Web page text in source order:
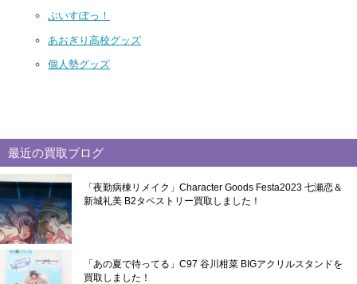
ぶいすぽっ！
あおぎり高校グッズ
個人勢グッズ
最近の買取ブログ
「夜勤病棟リメイク」Character Goods Festa2023 七瀬恋＆
新城礼美 B2タペストリー買取しました！
「あの夏で待ってる」C97 谷川柑菜 BIGアクリルスタンドを
買取しました！